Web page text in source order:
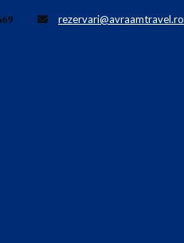
rezervari@avraamtravel.ro